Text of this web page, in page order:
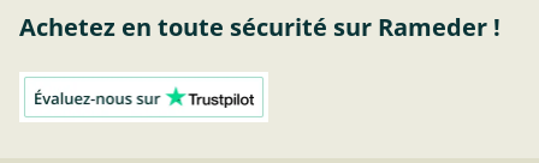
Achetez en toute sécurité sur Rameder !